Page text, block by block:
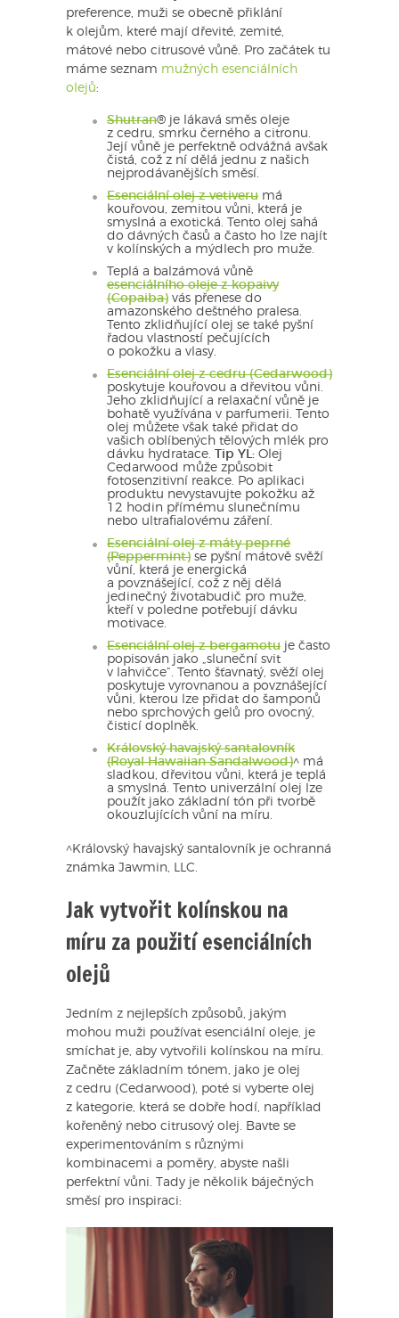
preference, muži se obecně přiklání
k olejům, které mají dřevité, zemité,
mátové nebo citrusové vůně. Pro začátek tu
máme seznam mužných esenciálních
olejů:
Shutran® je lákavá směs oleje
z cedru, smrku černého a citronu.
Její vůně je perfektně odvážná avšak
čistá, což z ní dělá jednu z našich
nejprodávanějších směsí.
Esenciální olej z vetiveru má
kouřovou, zemitou vůni, která je
smyslná a exotická. Tento olej sahá
do dávných časů a často ho lze najít
v kolínských a mýdlech pro muže.
Teplá a balzámová vůně
esenciálního oleje z kopaivy
(Copaiba) vás přenese do
amazonského deštného pralesa.
Tento zklidňující olej se také pyšní
řadou vlastností pečujících
o pokožku a vlasy.
Esenciální olej z cedru (Cedarwood)
poskytuje kouřovou a dřevitou vůni.
Jeho zklidňující a relaxační vůně je
bohatě využívána v parfumerii. Tento
olej můžete však také přidat do
vašich oblíbených tělových mlék pro
dávku hydratace.
Tip YL: Olej
Cedarwood může způsobit
fotosenzitivní reakce. Po aplikaci
produktu nevystavujte pokožku až
12 hodin přímému slunečnímu
nebo ultrafialovému záření.
Esenciální olej z máty peprné
(Peppermint) se pyšní mátově svěží
vůní, která je energická
a povznášející, což z něj dělá
jedinečný životabudič pro muže,
kteří v poledne potřebují dávku
motivace.
Esenciální olej z bergamotu je často
popisován jako „sluneční svit
v lahvičce“. Tento šťavnatý, svěží olej
poskytuje vyrovnanou a povznášející
vůni, kterou lze přidat do šamponů
nebo sprchových gelů pro ovocný,
čisticí doplněk.
Královský havajský santalovník
(Royal Hawaiian Sandalwood)^ má
sladkou, dřevitou vůni, která je teplá
a smyslná. Tento univerzální olej lze
použít jako základní tón při tvorbě
okouzlujících vůní na míru.
^Královský havajský santalovník je ochranná
známka Jawmin, LLC.
Jak vytvořit kolínskou na
míru za použití esenciálních
olejů
Jedním z nejlepších způsobů, jakým
mohou muži používat esenciální oleje, je
smíchat je, aby vytvořili kolínskou na míru.
Začněte základním tónem, jako je olej
z cedru (Cedarwood), poté si vyberte olej
z kategorie, která se dobře hodí, například
kořeněný nebo citrusový olej. Bavte se
experimentováním s různými
kombinacemi a poměry, abyste našli
perfektní vůni. Tady je několik báječných
směsí pro inspiraci: